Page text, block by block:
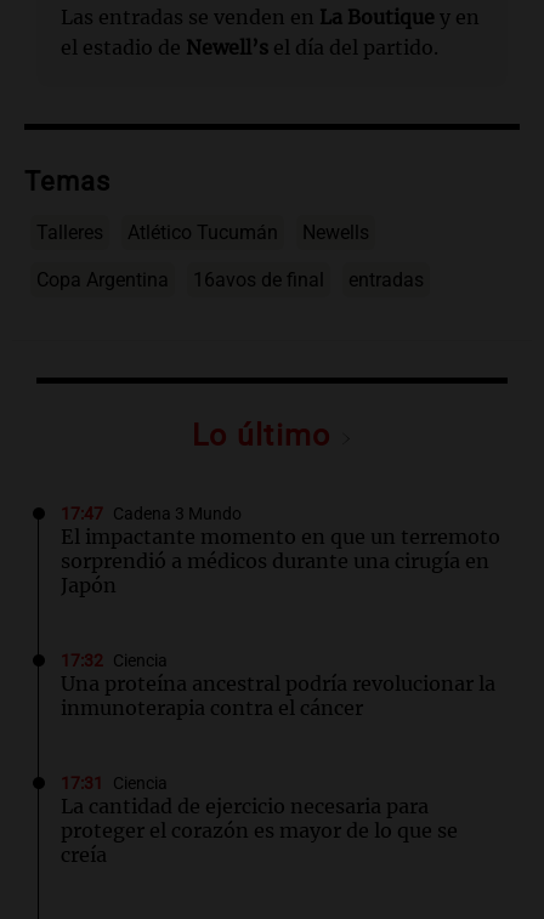
Las entradas se venden en La Boutique y en
el estadio de Newell’s el día del partido.
Temas
Talleres Atlético Tucumán Newells
Copa Argentina 16avos de final entradas
Lo último
17:47 Cadena 3 Mundo
El impactante momento en que un terremoto
sorprendió a médicos durante una cirugía en
Japón
17:32 Ciencia
Una proteína ancestral podría revolucionar la
inmunoterapia contra el cáncer
17:31 Ciencia
La cantidad de ejercicio necesaria para
proteger el corazón es mayor de lo que se
creía